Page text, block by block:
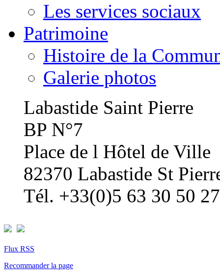
Les services sociaux
Patrimoine
Histoire de la
Galerie photos
Labastide Saint Pierre
BP N°7
Place de l Hôtel de Ville
82370 Labastide St
Tél. +33(0)5 63 30 50 27
Flux RSS
Recommander la page